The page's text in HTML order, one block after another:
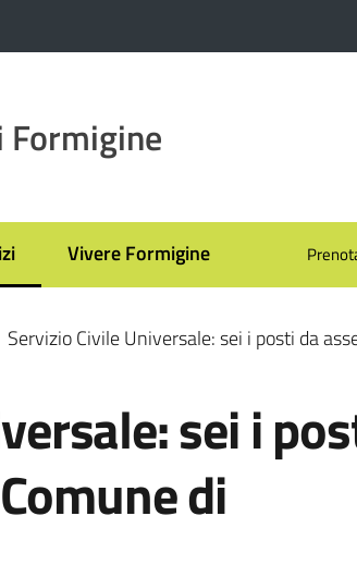
Formigine
selezionatoVivere Formigine
Servizio Civile Universale: sei i posti da
sei i
di